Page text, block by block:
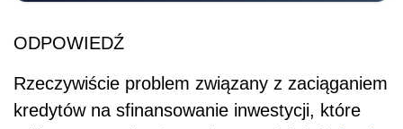
ODPOWIEDŹ
Rzeczywiście problem związany z zaciąganiem
kredytów na sfinansowanie inwestycji, które